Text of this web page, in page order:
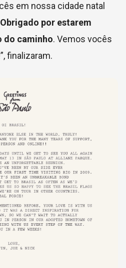
em nossa cidade natal
Obrigado por estarem
do caminho. Vemos vocês
finalizaram.